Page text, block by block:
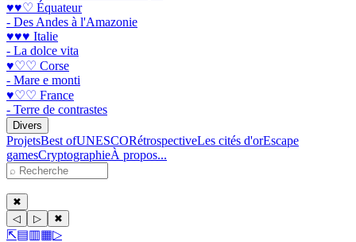
♥♥♡ Équateur
- Des Andes à l'Amazonie
♥♥♥ Italie
- La dolce vita
♥♡♡ Corse
- Mare e monti
♥♡♡ France
- Terre de contrastes
Divers
ProjetsBest ofUNESCORétrospectiveLes cités d'orEscape
gamesCryptographieÀ propos...
✖
◁
▷ ✖
⇱▤▥▦▷